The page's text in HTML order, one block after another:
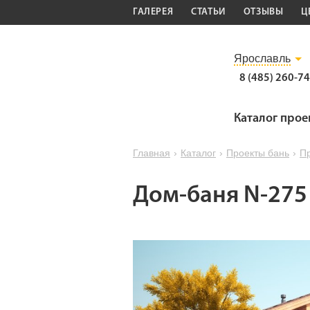
ГАЛЕРЕЯ СТАТЬИ ОТЗЫВЫ
Ярославль
8 (485) 260-
Каталог
Главная › Каталог › Проекты бань ›
Дом-баня N-